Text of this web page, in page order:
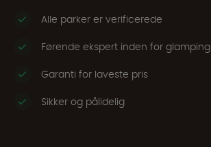
Alle parker er verificerede
Førende ekspert inden for glamping
Garanti for laveste pris
Sikker og pålidelig